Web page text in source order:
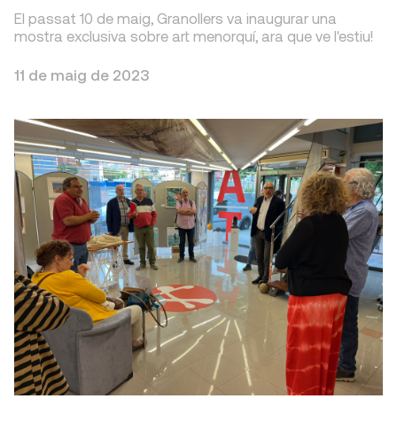
El passat 10 de maig, Granollers va inaugurar una
mostra exclusiva sobre art menorquí, ara que ve l'estiu!
11 de maig de 2023